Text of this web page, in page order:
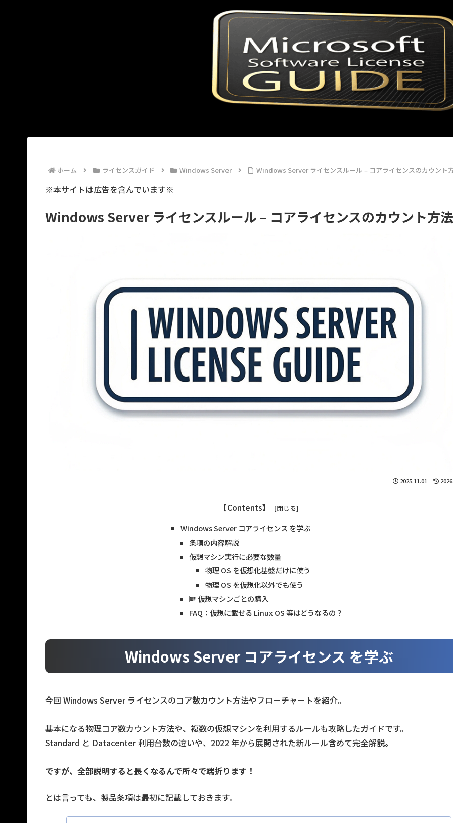
ホーム ライセンスガイド Windows Server Windows Server ライセンスルール – コアライセンスのカウント
※本サイトは広告を含んでいます※
Windows Server ライセンスルール – コアライセンスのカウント方法
2025.11.01
【Contents】
Windows Server コアライセンス を学ぶ
条項の内容解説
仮想マシン実行に必要な数量
物理 OS を仮想化基盤だけに使う
物理 OS を仮想化以外でも使う
🆕 仮想マシンごとの購入
FAQ：仮想に載せる Linux OS 等はどうなるの？
Windows Server コアライセンス を学ぶ
今回 Windows Server ライセンスのコア数カウント方法やフローチャートを紹介。
基本になる物理コア数カウント方法や、複数の仮想マシンを利用するルールも攻略したガイドです。
Standard と Datacenter 利用台数の違いや、2022 年から展開された新ルール含めて完全解説。
ですが、全部説明すると長くなるんで所々で端折ります！
とは言っても、製品条項は最初に記載しておきます。